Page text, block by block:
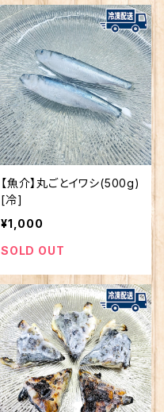
【魚介】丸ごとイワシ(500g)
[冷]
¥1,000
SOLD OUT